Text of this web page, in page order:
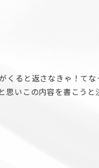
ると返さなきゃ！て
いこの内容を書こうと